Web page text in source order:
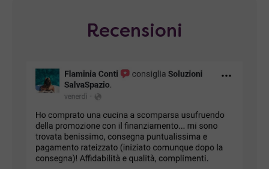
Recensioni